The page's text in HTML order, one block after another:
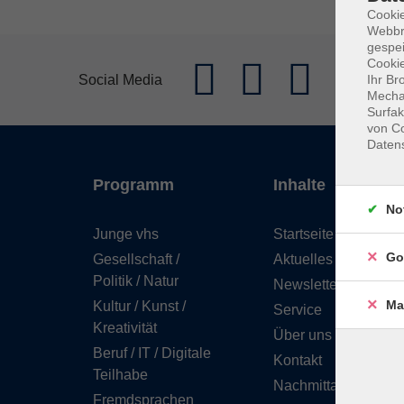
Social Media
Programm
Junge vhs
Gesellschaft /
Politik / Natur
Kultur / Kunst /
Kreativität
Beruf / IT / Digitale
Teilhabe
Fremdsprachen
Inhalte
Startseite
Aktuelles
Newsletter
Service
Über uns
Kontakt
Ihr
von